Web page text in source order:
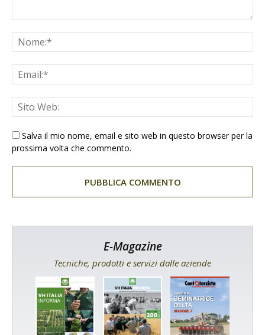
Salva il mio nome, email e sito web in questo browser per la
prossima volta che commento.
E-Magazine
Tecniche, prodotti e servizi dalle aziende